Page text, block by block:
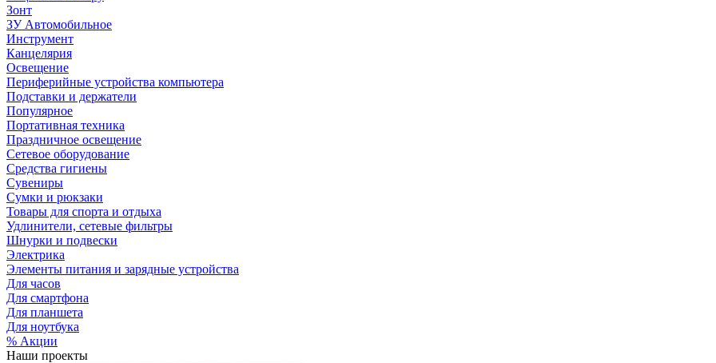
Зонт
ЗУ Автомобильное
Инструмент
Канцелярия
Освещение
Периферийные устройства компьютера
Подставки и держатели
Популярное
Портативная техника
Праздничное освещение
Сетевое оборудование
Средства гигиены
Сувениры
Сумки и рюкзаки
Товары для спорта и отдыха
Удлинители, сетевые фильтры
Шнурки и подвески
Электрика
Элементы питания и зарядные устройства
Для часов
Для смартфона
Для планшета
Для ноутбука
% Акции
Наши проекты